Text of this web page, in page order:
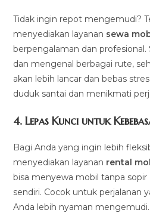
Tidak ingin repot mengemudi?
menyediakan layanan sewa
berpengalaman dan
dan mengenal berbagai rute,
akan lebih lancar dan bebas
duduk santai dan menikmati
4.Lepas Kunci untuk
Bagi Anda yang ingin lebih
menyediakan layanan rental
bisa menyewa mobil tanpa
sendiri. Cocok untuk perjalanan
Anda lebih nyaman